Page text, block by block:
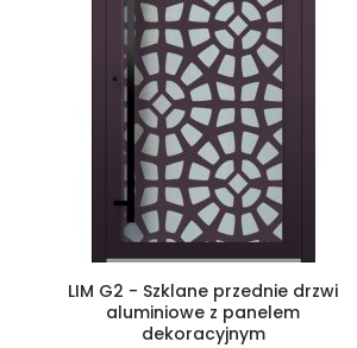
LIM G2 - Szklane przednie drzwi
aluminiowe z panelem
dekoracyjnym